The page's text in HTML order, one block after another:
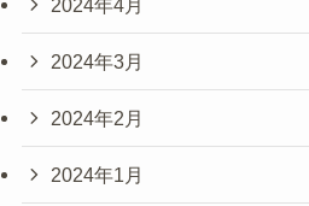
2024年4月
2024年3月
2024年2月
2024年1月